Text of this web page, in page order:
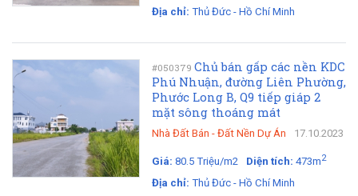
Địa chỉ: Thủ Đức - Hồ Chí Minh
#050379 Chủ bán gấp các nền KDC
Phú Nhuận, đường Liên Phường,
Phước Long B, Q9 tiếp giáp 2
mặt sông thoáng mát
Nhà Đất Bán - Đất Nền Dự Án 17.10.2023
Giá: 80.5 Triệu/m2 Diện tích: 473m2
Địa chỉ: Thủ Đức - Hồ Chí Minh